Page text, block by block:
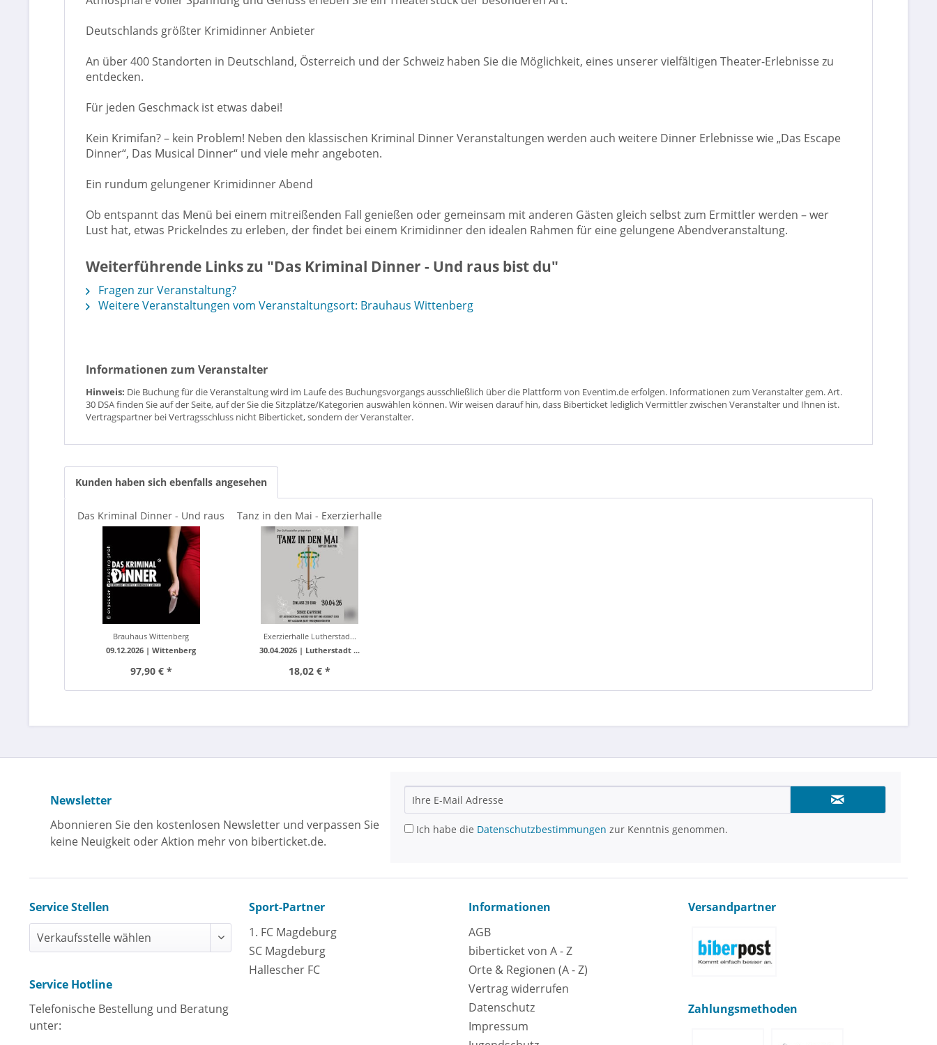
Deutschlands größter Krimidinner Anbieter
An über 400 Standorten in Deutschland, Österreich und der Schweiz haben Sie die Möglichkeit, eines unserer vielfältigen Theater-Erlebnisse zu
entdecken.
Für jeden Geschmack ist etwas dabei!
Kein Krimifan? – kein Problem! Neben den klassischen Kriminal Dinner Veranstaltungen werden auch weitere Dinner Erlebnisse wie „Das Escape
Dinner“, Das Musical Dinner“ und viele mehr angeboten.
Ein rundum gelungener Krimidinner Abend
Ob entspannt das Menü bei einem mitreißenden Fall genießen oder gemeinsam mit anderen Gästen gleich selbst zum Ermittler werden – wer
Lust hat, etwas Prickelndes zu erleben, der findet bei einem Krimidinner den idealen Rahmen für eine gelungene Abendveranstaltung.
Weiterführende Links zu "Das Kriminal Dinner - Und raus bist du"
Fragen zur Veranstaltung?
Weitere Veranstaltungen vom Veranstaltungsort: Brauhaus Wittenberg
Informationen zum Veranstalter
Hinweis: Die Buchung für die Veranstaltung wird im Laufe des Buchungsvorgangs ausschließlich über die Plattform von Eventim.de erfolgen. Informationen zum Veranstalter gem. Art.
30 DSA finden Sie auf der Seite, auf der Sie die Sitzplätze/Kategorien auswählen können. Wir weisen darauf hin, dass Biberticket lediglich Vermittler zwischen Veranstalter und Ihnen ist.
Vertragspartner bei Vertragsschluss nicht Biberticket, sondern der Veranstalter.
Kunden haben sich ebenfalls angesehen
Das Kriminal Dinner - Und raus
bist du
Brauhaus Wittenberg
09.12.2026 |Wittenberg
97,90 € *
Tanz in den Mai - Exerzierhalle
Wittenberg
Exerzierhalle Lutherstad...
30.04.2026 | Lutherstadt ...
18,02 € *
Newsletter
Abonnieren Sie den kostenlosen Newsletter und verpassen Sie
keine Neuigkeit oder Aktion mehr von biberticket.de.
Ich habe die Datenschutzbestimmungen zur Kenntnis genommen.
Service Stellen
Service Hotline
Telefonische Bestellung und Beratung
unter:
Sport-Partner
1. FC Magdeburg
SC Magdeburg
Hallescher FC
Informationen
AGB
biberticket von A - Z
Orte & Regionen (A - Z)
Vertrag widerrufen
Datenschutz
Impressum
Versandpartner
Zahlungsmethoden